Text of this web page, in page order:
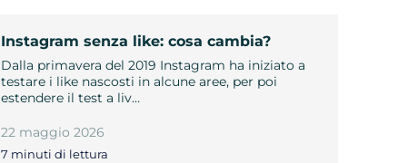
Instagram senza like: cosa cambia?
Dalla primavera del 2019 Instagram ha iniziato a
testare i like nascosti in alcune aree, per poi
estendere il test a liv…
22 maggio 2026
7 minuti di lettura